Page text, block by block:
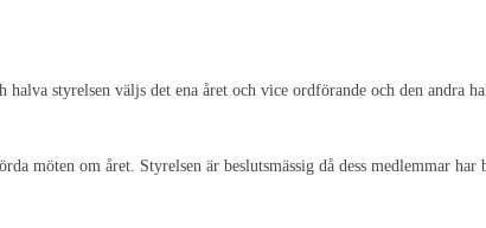
halva styrelsen väljs det ena året och vice ordförande och den andra
möten om året. Styrelsen är beslutsmässig då dess medlemmar